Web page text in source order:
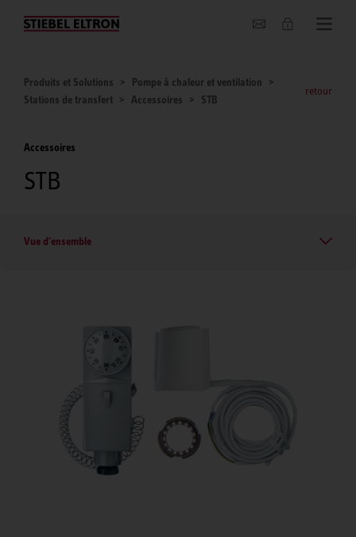
Entreprise
Produits et Solutions
Pompe à chaleur et ventilation
Stations de transfert
Accessoires STB
retour
Accessoires
STB
Vue d'ensemble